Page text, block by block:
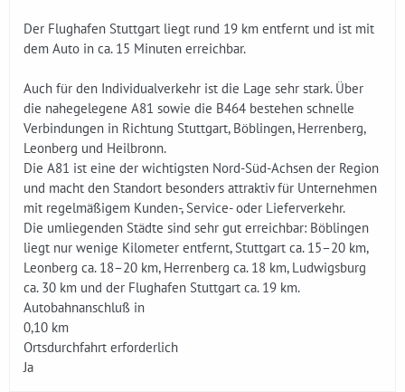
Der Flughafen Stuttgart liegt rund 19 km entfernt und ist mit
dem Auto in ca. 15 Minuten erreichbar.
Auch für den Individualverkehr ist die Lage sehr stark. Über
die nahegelegene A81 sowie die B464 bestehen schnelle
Verbindungen in Richtung Stuttgart, Böblingen, Herrenberg,
Leonberg und Heilbronn.
Die A81 ist eine der wichtigsten Nord-Süd-Achsen der Region
und macht den Standort besonders attraktiv für Unternehmen
mit regelmäßigem Kunden-, Service- oder Lieferverkehr.
Die umliegenden Städte sind sehr gut erreichbar: Böblingen
liegt nur wenige Kilometer entfernt, Stuttgart ca. 15–20 km,
Leonberg ca. 18–20 km, Herrenberg ca. 18 km, Ludwigsburg
ca. 30 km und der Flughafen Stuttgart ca. 19 km.
Autobahnanschluß in
0,10 km
Ortsdurchfahrt erforderlich
Ja